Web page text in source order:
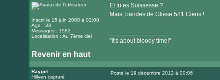
Inscrit le 15 juin 2008 à 02:08
Age : 33
Messages : 1582
Localisation : Au 7ème ciel
Et tu es Suissesse ?
Mais, bandes de Gliese 581 Ciens !
"It's about bloody time!"
Revenir en haut
le
Raygirl
Hillyen capturé
Posté le 19 décembre 2012 à 00:06